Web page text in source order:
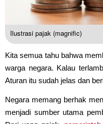
Ilustrasi pajak (magnific)
Kita semua tahu bahwa
warga negara. Kalau
Aturan itu sudah jelas dan
Negara memang berhak
menjadi sumber utama